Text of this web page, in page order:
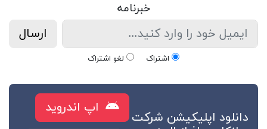
خبرنامه
ارسال
اشتراک لغو اشتراک
دانلود اپلیکیشن شرکت
اپ اندروید